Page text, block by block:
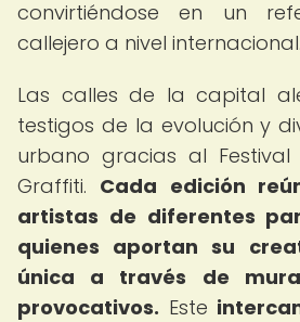
convirtiéndose en un
callejero a nivel internacional.
Las calles de la capital
testigos de la evolución y
urbano gracias al Festival
Graffiti. Cada edición
artistas de diferentes
quienes aportan su
única a través de
provocativos. Este